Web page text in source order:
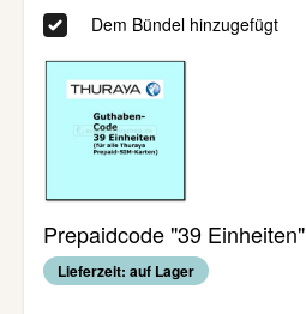
Dem Bündel hinzugefügt
Prepaidcode "39 Einheiten"
Lieferzeit: auf Lager